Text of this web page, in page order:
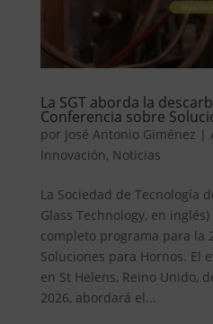
La SGT aborda la
Conferencia sobre
por José Antonio Giménez |
Innovación, Noticias
La Sociedad de Tecnología
Glass Technology, en
completo programa para la
Soluciones para Hornos. El
en St Helens, Reino Unido,
2026, abordará el...